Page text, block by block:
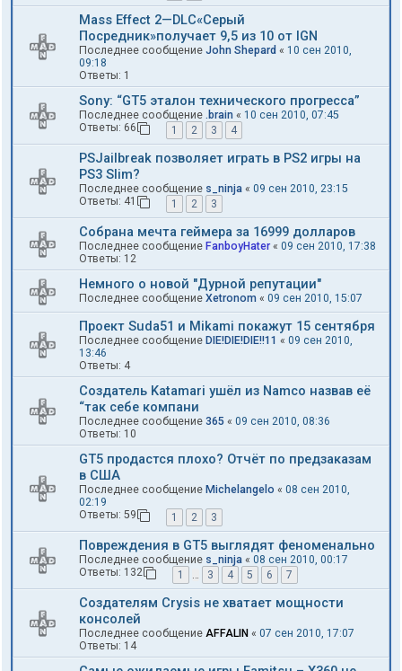
Mass Effect 2—DLC«Серый
Посредник»получает 9,5 из 10 от IGN
Последнее сообщение John Shepard « 10 сен 2010,
09:18
Ответы: 1
Sony: “GT5 эталон технического прогресса”
Последнее сообщение .brain « 10 сен 2010, 07:45
Ответы: 66 1 2 3 4
PSJailbreak позволяет играть в PS2 игры на
PS3 Slim?
Последнее сообщение s_ninja « 09 сен 2010, 23:15
Ответы: 41 1 2 3
Собрана мечта геймера за 16999 долларов
Последнее сообщение FanboyHater« 09 сен 2010, 17:38
Ответы: 12
Немного о новой "Дурной репутации"
Последнее сообщение Xetronom « 09 сен 2010, 15:07
Проект Suda51 и Mikami покажут 15 сентября
Последнее сообщение DIE!DIE!DIE!!11 « 09 сен 2010,
13:46
Ответы: 4
Создатель Katamari ушёл из Namco назвав её
“так себе компани
Последнее сообщение 365 « 09 сен 2010, 08:36
Ответы: 10
GT5 продастся плохо? Отчёт по предзаказам
в США
Последнее сообщение Michelangelo « 08 сен 2010,
02:19
Ответы: 59 1 2 3
Повреждения в GT5 выглядят феноменально
Последнее сообщение s_ninja « 08 сен 2010, 00:17
Ответы: 132 1 … 3 4 5 6 7
Создателям Crysis не хватает мощности
консолей
Последнее сообщение AFFALIN « 07 сен 2010, 17:07
Ответы: 14